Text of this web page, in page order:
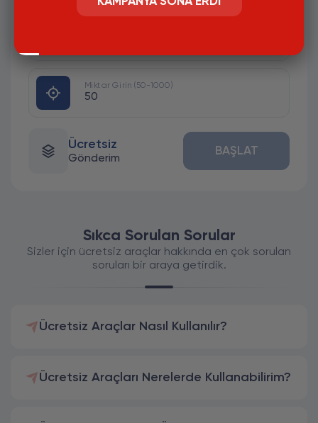
Miktar Girin (50-1000)
Ücretsiz
Gönderim
BAŞLAT
Sıkca Sorulan Sorular
Sizler için ücretsiz araçlar hakkında en çok sorulan
soruları bir araya getirdik.
Ücretsiz Araçlar Nasıl Kullanılır?
Ücretsiz Araçları Nerelerde Kullanabilirim?